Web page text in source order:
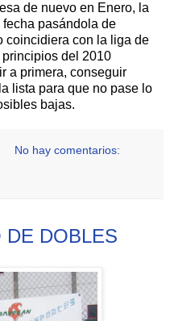
de nuevo en Enero, la
pasándola de
coincidiera con la liga de
del 2010
a primera, conseguir
lista para que no pase lo
bajas.
No hay comentarios:
DE DOBLES